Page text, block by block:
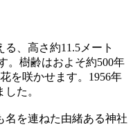
、高さ約11.5メート
。樹齢はおよそ約500年
を咲かせます。1956年
た。
名を連ねた由緒ある神社